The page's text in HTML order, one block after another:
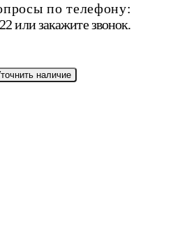
по телефону:
илизакажите звонок.
наличие